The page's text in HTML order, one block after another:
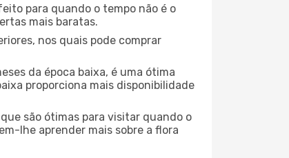
para quando o tempo não é o
mais baratas.
nos quais pode comprar
da época baixa, é uma ótima
proporciona mais disponibilidade
são ótimas para visitar quando o
lhe aprender mais sobre a flora